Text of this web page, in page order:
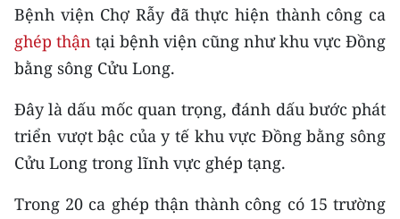
54 DÂN TỘC VIỆT NAM
CHƯƠNG TRÌNH OCOP - MỖI XÃ
RADIO
MEDIA CENTER
Bệnh viện Chợ Rẫy đã thực hiện thành công ca
ghép thận tại bệnh viện cũng như khu vực Đồng
bằng sông Cửu Long.
Đây là dấu mốc quan trọng, đánh dấu bước phát
triển vượt bậc của y tế khu vực Đồng bằng sông
Cửu Long trong lĩnh vực ghép tạng.
Trong 20 ca ghép thận thành công có 15 trường